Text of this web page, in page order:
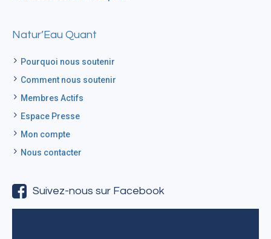
Natur’Eau Quant
Pourquoi nous soutenir
Comment nous soutenir
Membres Actifs
Espace Presse
Mon compte
Nous contacter
Suivez-nous sur Facebook